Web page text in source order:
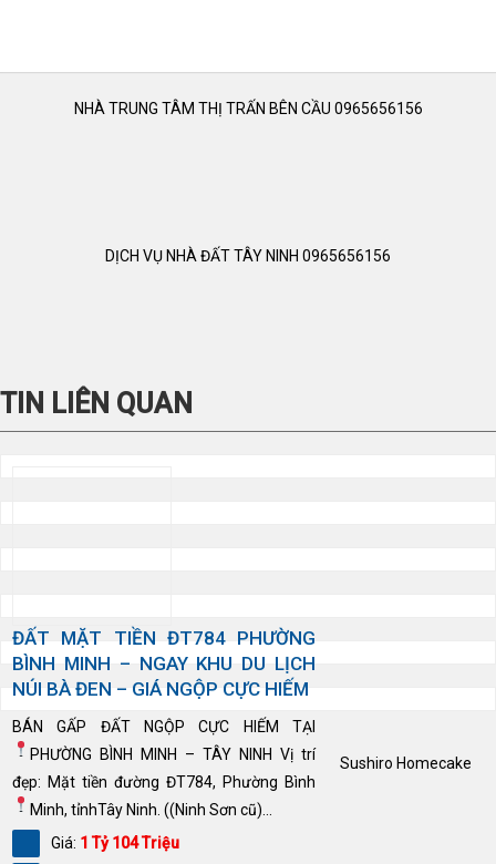
NHÀ TRUNG TÂM THỊ TRẤN BÊN CẦU 0965656156
DỊCH VỤ NHÀ ĐẤT TÂY NINH 0965656156
TIN LIÊN QUAN
ĐẤT MẶT TIỀN ĐT784 PHƯỜNG
BÌNH MINH – NGAY KHU DU LỊCH
NÚI BÀ ĐEN – GIÁ NGỘP CỰC HIẾM
BÁN GẤP ĐẤT NGỘP CỰC HIẾM TẠI
PHƯỜNG BÌNH MINH – TÂY NINH Vị trí
đẹp: Mặt tiền đường ĐT784, Phường Bình
Minh, tỉnhTây Ninh. ((Ninh Sơn cũ)
Giá: 1 Tỷ 104 Triệu
Sushiro Homecake